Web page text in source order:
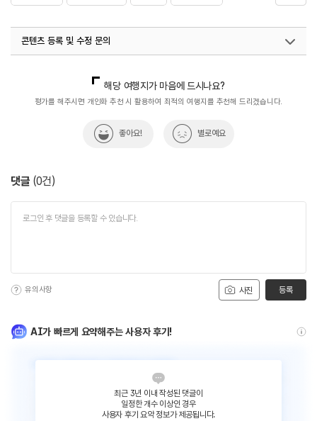
#휴식하기 #휴식하기좋은곳
콘텐츠 등록 및 수정 문의
해당 여행지가 마음에 드시나요?
평가를 해주시면 개인화 추천 시 활용하여 최적의 여행지를 추천해 드리겠습니다.
좋아요! 별로예요
댓글 (0건)
사진
유의사항 등록
AI가 빠르게 요약해주는 사용자 후기!
최근 3년 이내 작성된 댓글이
일정한 개수 이상인 경우
사용자 후기 요약 정보가 제공됩니다.